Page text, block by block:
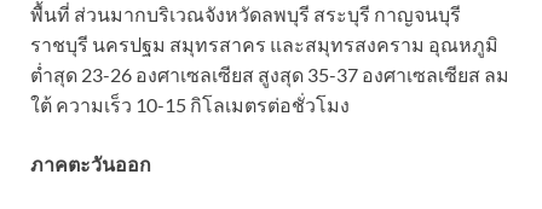
พื้นที่ ส่วนมากบริเวณจังหวัดลพบุรี สระบุรี กาญจนบุรี
ราชบุรี นครปฐม สมุทรสาคร และสมุทรสงคราม อุณหภูมิ
ต่ำสุด 23-26 องศาเซลเซียส สูงสุด 35-37 องศาเซลเซียส ลม
ใต้ ความเร็ว 10-15 กิโลเมตรต่อชั่วโมง
ภาคตะวันออก